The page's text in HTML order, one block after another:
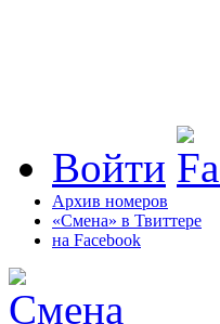
Войти
Архив номеров
«Смена» в Твиттере
на Facebook